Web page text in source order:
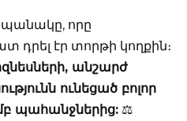
որը
դրել էր տորթի կողքին։
անշարժ
ունեցած բոլոր
պահանջներից: ⚖️